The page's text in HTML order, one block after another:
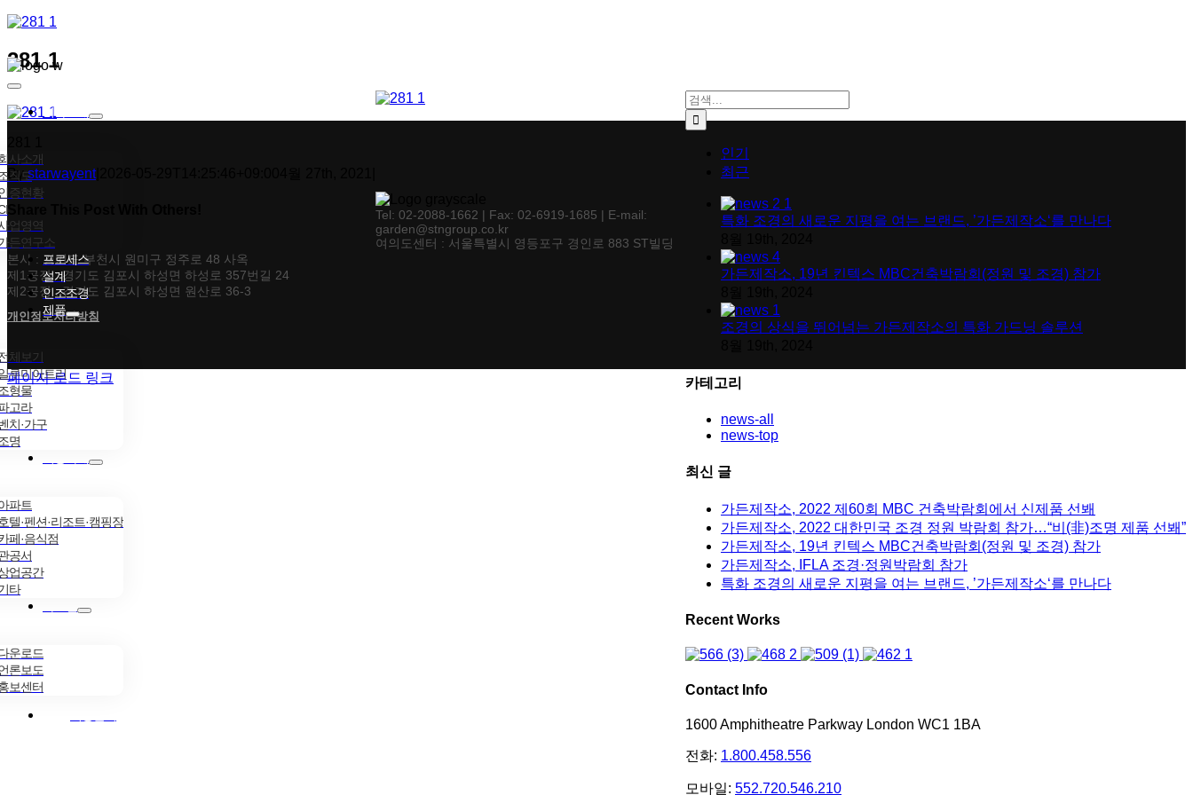
콘텐츠로
Toggle
Navigation회사소개
사소개
직도
증현황
업영역
든연구소
프로세스
설계
인조조경
제품
체보기
루미아트리
형물
고라
치·가구
명
파트
텔·펜션·리조트·캠핑장
페·음식점
공서
업공간
타
운로드
론보도
보센터
281 1
Bystarwayent|
Facebook
X
Tumblr
Pinterest
이메일
검색:
인기
최근
특화 조경의 새로운 지평을 여는 브랜드, ’가든제작소‘를 만나다
가든제작소, 19년 킨텍스 MBC건축박람회(정원 및 조경) 참가
조경의 상식을 뛰어넘는 가든제작소의 특화 가드닝 솔루션
카테고리
news-all
news-top
최신 글
가든제작소, 2022 제60회 MBC 건축박람회에서 신제품 선봬
가든제작소, 2022 대한민국 조경 정원 박람회 참가…“비(非)조명 제품 선봬”
가든제작소, 19년 킨텍스 MBC건축박람회(정원 및 조경) 참가
가든제작소, IFLA 조경·정원박람회 참가
특화 조경의 새로운 지평을 여는 브랜드, ’가든제작소‘를 만나다
Recent Works
Contact Info
1600 Amphitheatre Parkway London WC1 1BA
전화: 1.800.458.556
모바일: 552.720.546.210
Tel: 02-2088-1662 | Fax: 02-6919-1685 | E-mail:
garden@stngroup.co.kr
여의도센터 : 서울특별시 영등포구 경인로 883 ST빌딩
본사 : 경기도 부천시 원미구 정주로 48 사옥
제1공장 : 경기도 김포시 하성면 하성로 357번길 24
제2공장 : 경기도 김포시 하성면 원산로 36-3
개인정보처리방침
페이지 로드 링크